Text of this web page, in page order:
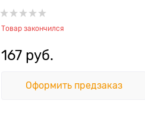
Товар закончился
167 руб.
Оформить предзаказ